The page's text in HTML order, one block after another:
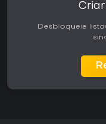
Desbloqueie